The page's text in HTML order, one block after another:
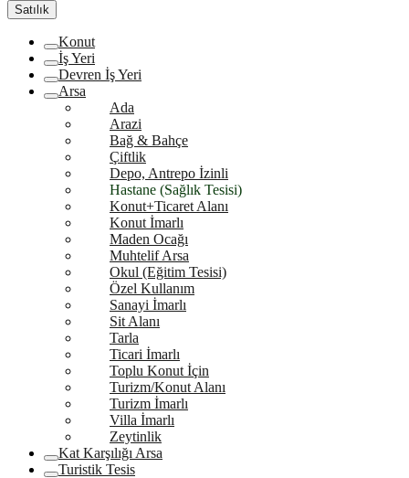
Satılık
Konut
İş Yeri
Devren İş Yeri
Arsa
Ada
Arazi
Bağ & Bahçe
Çiftlik
Depo, Antrepo İzinli
Hastane (Sağlık Tesisi)
Konut+Ticaret Alanı
Konut İmarlı
Maden Ocağı
Muhtelif Arsa
Okul (Eğitim Tesisi)
Özel Kullanım
Sanayi İmarlı
Sit Alanı
Tarla
Ticari İmarlı
Toplu Konut İçin
Turizm/Konut Alanı
Turizm İmarlı
Villa İmarlı
Zeytinlik
Kat Karşılığı Arsa
Turistik Tesis